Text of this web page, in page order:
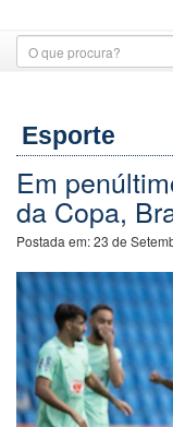
Esporte
Em
da Copa,
Postada em:23 de